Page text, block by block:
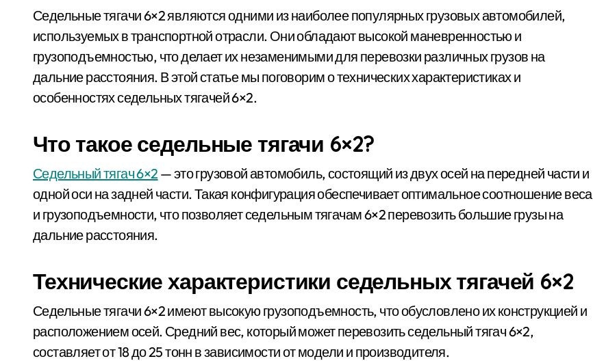
Седельные тягачи 6×2 являются одними из наиболее популярных грузовых автомобилей,
используемых в транспортной отрасли. Они обладают высокой маневренностью и
грузоподъемностью, что делает их незаменимыми для перевозки различных грузов на
дальние расстояния. В этой статье мы поговорим о технических характеристиках и
особенностях седельных тягачей 6×2.
Что такое седельные тягачи 6×2?
Седельный тягач 6×2 — это грузовой автомобиль, состоящий из двух осей на передней части и
одной оси на задней части. Такая конфигурация обеспечивает оптимальное соотношение веса
и грузоподъемности, что позволяет седельным тягачам 6×2 перевозить большие грузы на
дальние расстояния.
Технические характеристики седельных тягачей 6×2
Седельные тягачи 6×2 имеют высокую грузоподъемность, что обусловлено их конструкцией и
расположением осей. Средний вес, который может перевозить седельный тягач 6×2,
составляет от 18 до 25 тонн в зависимости от модели и производителя.